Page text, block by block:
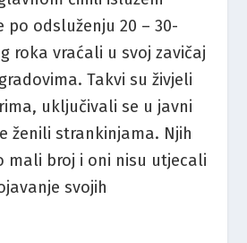
po odsluženju 20 – 30-
roka vraćali u svoj zavičaj
Takvi su živjeli
uključivali se u javni
ženili strankinjama. Njih
mali broj i oni nisu utjecali
svojih